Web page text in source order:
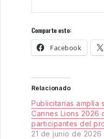
Comparte esto:
Facebook
Relacionado
Publicitarias amplía
Cannes Lions 2026
participantes del
21 de junio de 2026